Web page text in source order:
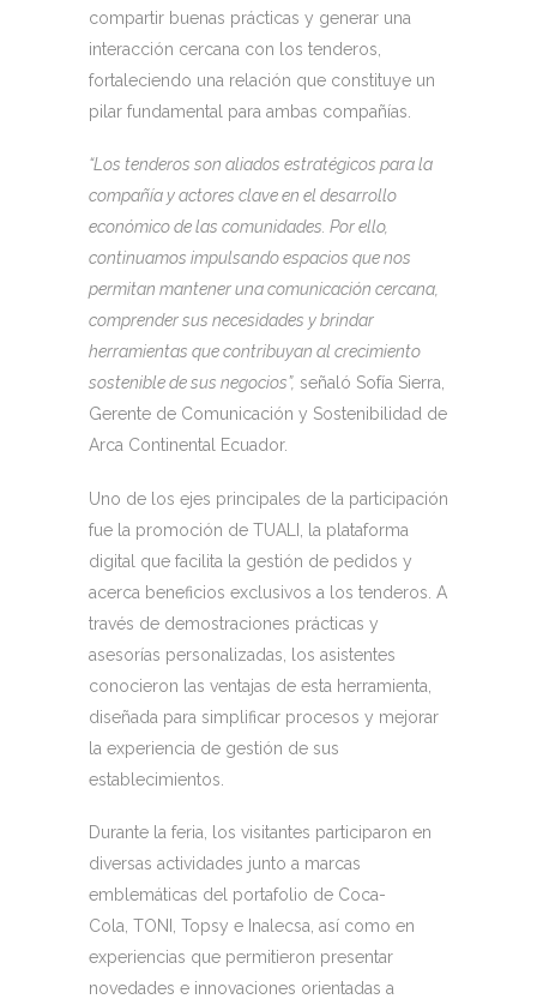
compartir buenas prácticas y generar una
interacción cercana con los tenderos,
fortaleciendo una relación que constituye un
pilar fundamental para ambas compañías.
“Los tenderos son aliados estratégicos para la
compañía y actores clave en el desarrollo
económico de las comunidades. Por ello,
continuamos impulsando espacios que nos
permitan mantener una comunicación cercana,
comprender sus necesidades y brindar
herramientas que contribuyan al crecimiento
sostenible de sus negocios”, señaló Sofía Sierra,
Gerente de Comunicación y Sostenibilidad de
Arca Continental Ecuador.
Uno de los ejes principales de la participación
fue la promoción de TUALI, la plataforma
digital que facilita la gestión de pedidos y
acerca beneficios exclusivos a los tenderos. A
través de demostraciones prácticas y
asesorías personalizadas, los asistentes
conocieron las ventajas de esta herramienta,
diseñada para simplificar procesos y mejorar
la experiencia de gestión de sus
establecimientos.
Durante la feria, los visitantes participaron en
diversas actividades junto a marcas
emblemáticas del portafolio de Coca-
Cola, TONI, Topsy e Inalecsa, así como en
experiencias que permitieron presentar
novedades e innovaciones orientadas a